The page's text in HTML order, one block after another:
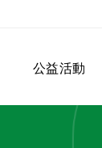
公益活動